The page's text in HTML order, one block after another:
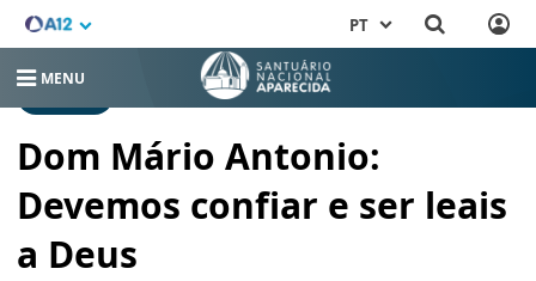
PT
MENU
Dom Mário Antonio:
Devemos confiar e ser leais
a Deus